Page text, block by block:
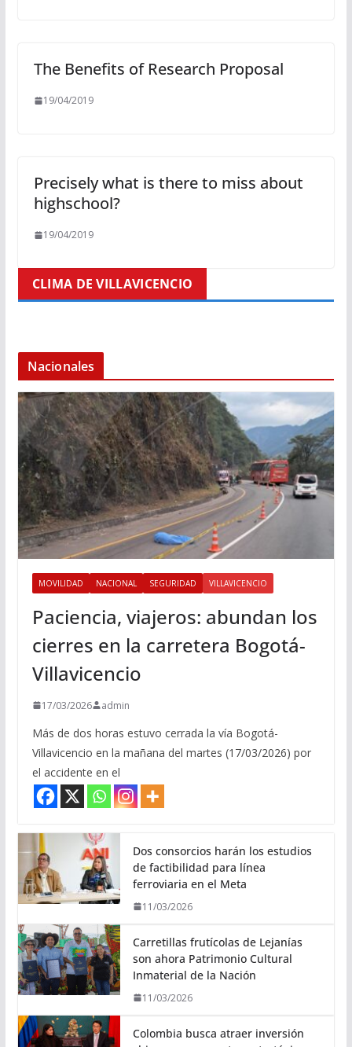
The Benefits of Research Proposal
19/04/2019
Precisely what is there to miss about
highschool?
19/04/2019
CLIMA DE VILLAVICENCIO
Nacionales
MOVILIDAD NACIONAL SEGURIDAD VILLAVICENCIO
Paciencia, viajeros: abundan los
cierres en la carretera Bogotá-
Villavicencio
17/03/2026 admin
Más de dos horas estuvo cerrada la vía Bogotá-
Villavicencio en la mañana del martes (17/03/2026) por
el accidente en el
Dos consorcios harán los estudios
de factibilidad para línea
ferroviaria en el Meta
11/03/2026
Carretillas frutícolas de Lejanías
son ahora Patrimonio Cultural
Inmaterial de la Nación
11/03/2026
Colombia busca atraer inversión